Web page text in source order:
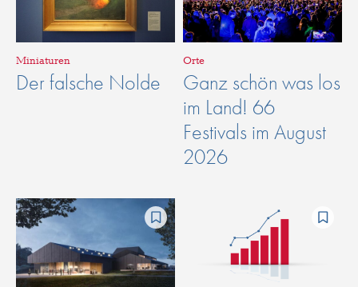
Miniaturen
Der falsche Nolde
Orte
Ganz schön was los
im Land! 66
Festivals im August
2026